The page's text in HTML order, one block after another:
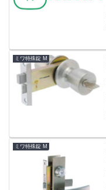
ミワ特殊錠 M
ミワ特殊錠 M